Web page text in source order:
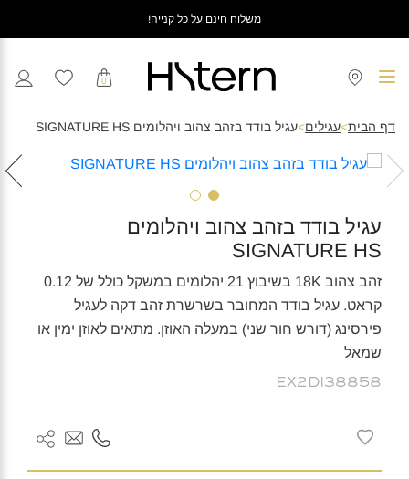
משלוח חינם על כל קנייה!
0
דף הבית>עגילים>עגיל בודד בזהב צהוב ויהלומים SIGNATURE HS
עגיל בודד בזהב צהוב ויהלומים
SIGNATURE HS
זהב צהוב 18K בשיבוץ 21 יהלומים במשקל כולל של 0.12
קראט. עגיל בודד המחובר בשרשרת זהב דקה לעגיל
פירסינג (דורש חור שני) במעלה האוזן. מתאים לאוזן ימין או
שמאל
EX2DI38858